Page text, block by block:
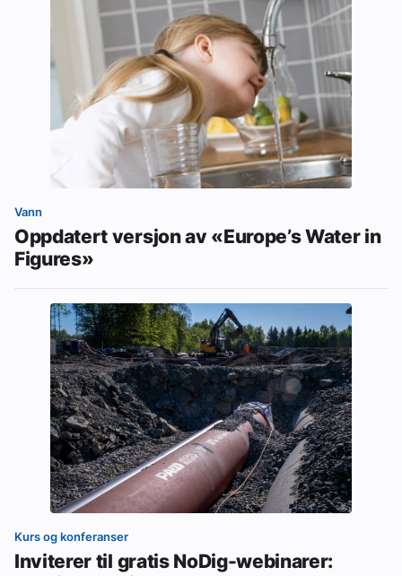
Vann
Oppdatert versjon av «Europe’s Water in
Figures»
Kurs og konferanser
Inviterer til gratis NoDig-webinarer: